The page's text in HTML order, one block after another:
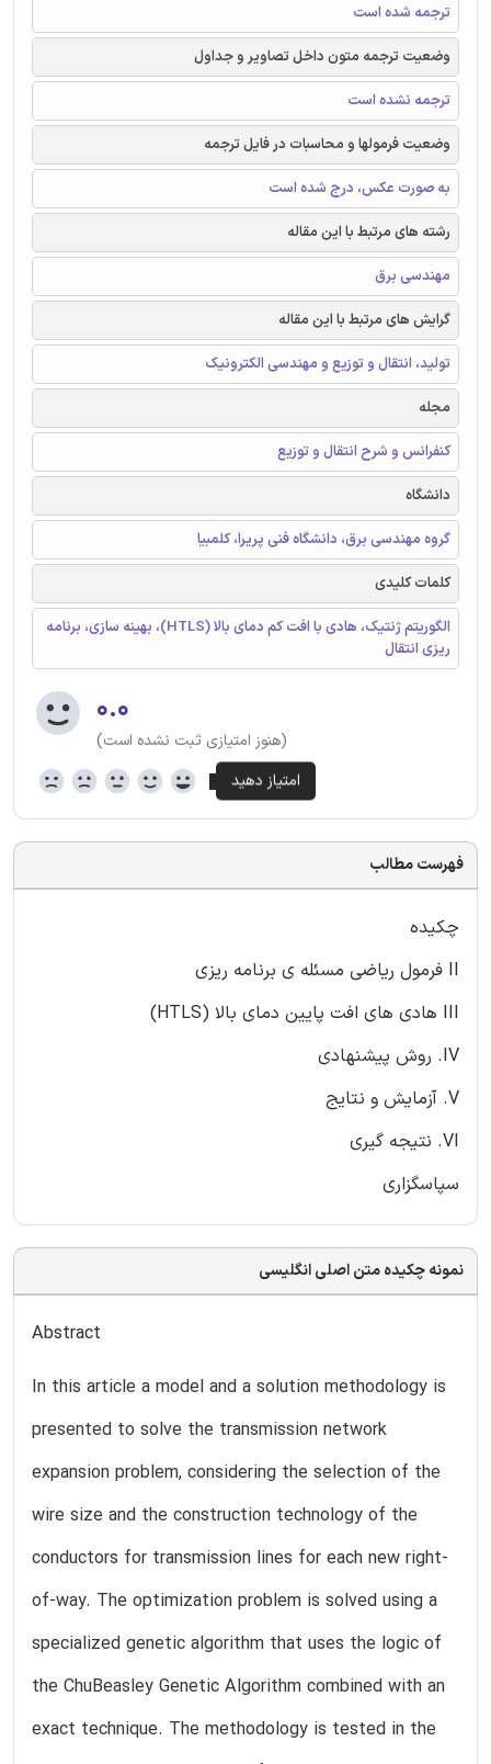
ترجمه شده است
وضعیت ترجمه متون داخل تصاویر و جداول
ترجمه نشده است
وضعیت فرمولها و محاسبات در فایل ترجمه
به صورت عکس، درج شده است
رشته های مرتبط با این مقاله
مهندسی برق
گرایش های مرتبط با این مقاله
تولید، انتقال و توزیع و مهندسی الکترونیک
مجله
کنفرانس و شرح انتقال و توزیع
دانشگاه
گروه مهندسی برق، دانشگاه فنی پریرا، کلمبیا
کلمات کلیدی
الگوریتم ژنتیک، هادی با افت کم دمای بالا (HTLS)، بهینه سازی، برنامه
ریزی انتقال
۰.۰
(هنوز امتیازی ثبت نشده است)
فهرست مطالب
چکیده
II فرمول ریاضی مسئله ی برنامه ریزی
III هادی های افت پایین دمای بالا (HTLS)
IV. روش پیشنهادی
V. آزمایش و نتایج
VI. نتیجه گیری
سپاسگزاری
نمونه چکیده متن اصلی انگلیسی
Abstract
In this article a model and a solution methodology is
presented to solve the transmission network
expansion problem, considering the selection of the
wire size and the construction technology of the
conductors for transmission lines for each new right-
of-way. The optimization problem is solved using a
specialized genetic algorithm that uses the logic of
the ChuBeasley Genetic Algorithm combined with an
exact technique. The methodology is tested in the